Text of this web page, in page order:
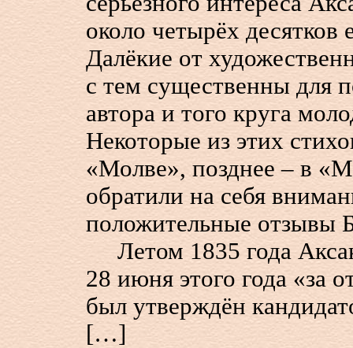
около четырёх десятков
Далёкие от
с тем существенны для
автора и того круга
Некоторые из этих
«Молве», позднее – в
обратили на себя
положительные отзывы
Летом 1835 года
28 июня этого года «за
был утверждён
[…]